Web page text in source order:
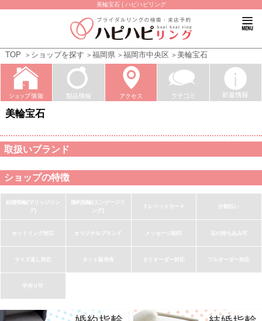
美輪宝石 | ハピハピリング
TOP ショップを探す 福岡県 福岡市中央区 美輪宝石
美輪宝石
取扱いブランド
ショップの特徴
結婚指輪(マリッジリン
グ)
婚約指輪(エンゲージリ
ング)
クレジットカード 分割払い
セットリング対応 オリジナルブランド メッセージ刻印 石の持ち込み可
サイズ直し対応 ネット販売有 セミオーダー対応 フルオーダー対応
手作り可